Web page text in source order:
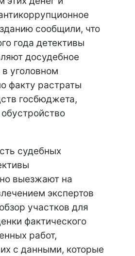
сообщили, что
года детективы
досудебное
уголовном
факту растраты
госбюджета,
судебных
выезжают на
экспертов
участков для
фактического
работ,
с данными, которые